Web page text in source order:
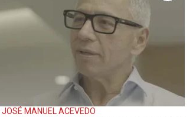
MANUEL ACEVEDO